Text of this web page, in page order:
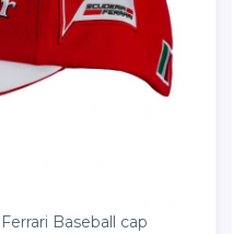
Baseball cap